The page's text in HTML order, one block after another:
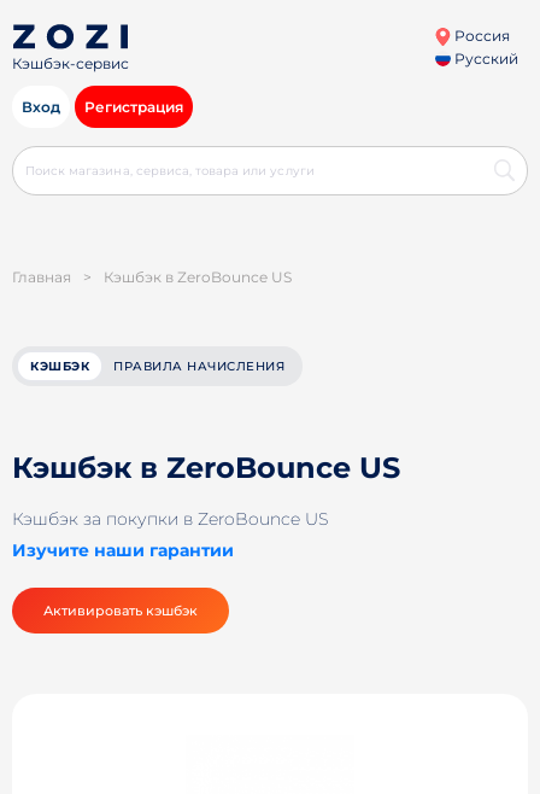
Кэшбэк-сервис
Россия
Русский
Вход Регистрация
Главная > Кэшбэк в ZeroBounce US
КЭШБЭК ПРАВИЛА НАЧИСЛЕНИЯ
Кэшбэк в ZeroBounce US
Кэшбэк за покупки в ZeroBounce US
Изучите наши гарантии
Активировать кэшбэк